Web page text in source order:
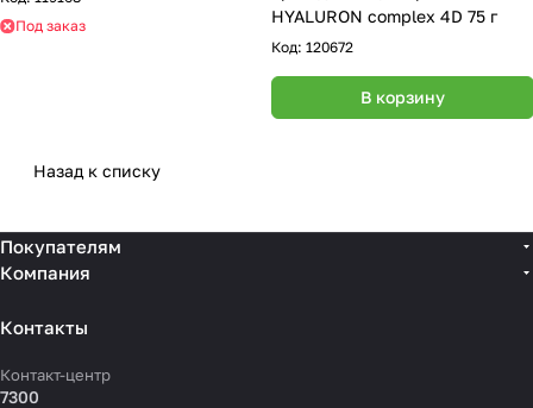
Под заказ
HYALURON complex 4D 75 г
Код: 120672
В корзину
Назад к списку
Покупателям
Компания
Контакты
Контакт-центр
7300